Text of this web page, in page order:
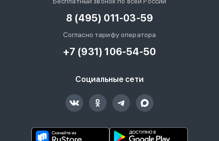
8 (495) 011-03-59
Согласно тарифу оператора
+7 (931) 106-54-50
Социальные сети